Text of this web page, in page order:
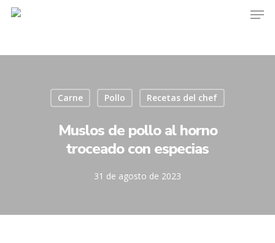
Carne Pollo Recetas del chef
Muslos de pollo al horno
troceado con especias
31 de agosto de 2023